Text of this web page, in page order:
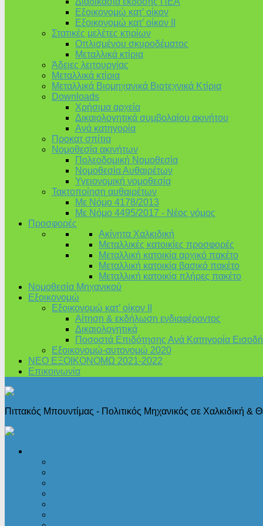
Εξοικονομώ κατ’ οίκoν
Εξοικονομώ κατ’ οίκον II
Στατικές μελέτες κτιρίων
Οπλισμένου σκυροδέματος
Μεταλλικά κτίρια
Άδειες λειτουργίας
Μεταλλικά κτίρια
Μεταλλικά Βιομηχανικά Βιοτεχνικά Κτίρια
Downloads
Χρήσιμα αρχεία
Δικαιολογητικά συμβολαίου ακινήτου
Ανά κατηγορία
Προκατ σπίτια
Νομοθεσία ακινήτων
Πολεοδομική Νομοθεσία
Νομοθεσία Αυθαιρέτων
Υγειονομική νομοθεσία
Τακτοποίηση αυθαιρέτων
Με Νόμο 4178/2013
Με Νόμο 4495/2017 - Νέος νόμος
Προσφορές
Ακίνητα Χαλκιδική
Μεταλλικές κατοικίες προσφορές
Μεταλλική κατοικία αρχικό πακέτο
Μεταλλική κατοικία βασικό πακέτο
Μεταλλική κατοικία πλήρες πακέτο
Νομοθεσία Μηχανικού
Εξοικονομώ
Εξοικονομώ κατ’ οίκον II
Αίτηση & εκδήλωση ενδιαφέροντος
Δικαιολογητικά
Ποσοστά Επιδότησης Ανά Κατηγορία
Εξοικονομώ-αυτονομώ 2020
ΝΕΟ ΕΞΟΙΚΟΝΟΜΩ 2021-2022
Επικοινωνία
Πιττακός Μπουντίμας - Πολιτικός Μηχανικός σε Χαλκιδική &